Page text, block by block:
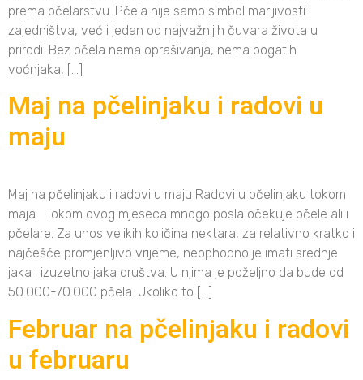
prema pčelarstvu. Pčela nije samo simbol marljivosti i
zajedništva, već i jedan od najvažnijih čuvara života u
prirodi. Bez pčela nema oprašivanja, nema bogatih
voćnjaka, […]
Maj na pčelinjaku i radovi u
maju
Maj na pčelinjaku i radovi u maju Radovi u pčelinjaku tokom
maja Tokom ovog mjeseca mnogo posla očekuje pčele ali i
pčelare. Za unos velikih količina nektara, za relativno kratko i
najčešće promjenljivo vrijeme, neophodno je imati srednje
jaka i izuzetno jaka društva. U njima je poželjno da bude od
50.000-70.000 pčela. Ukoliko to […]
Februar na pčelinjaku i radovi
u februaru